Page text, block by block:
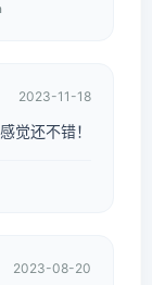
2023-11-18
觉还不错！
2023-08-20